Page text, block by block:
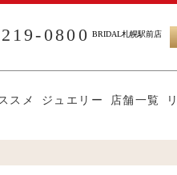
0800 BRIDAL札幌駅前店
スメ ジュエリー 店舗一覧